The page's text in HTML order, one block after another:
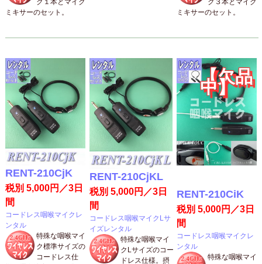
ク１本とマイク
ミキサーのセット。
ク３本とマイク
ミキサーのセット。
RENT-210CjK
税別 5,000円／3日
間
コードレス咽喉マイクレ
ンタル
特殊な咽喉マイ
ク標準サイズの
コードレス仕
RENT-210CjKL
税別 5,000円／3日
間
コードレス咽喉マイクLサ
イズレンタル
特殊な咽喉マイ
クLサイズのコー
ドレス仕様。摂
【欠品
中】
RENT-210CiK
税別 5,000円／3日
間
コードレス咽喉マイクレ
ンタル
特殊な咽喉マイ